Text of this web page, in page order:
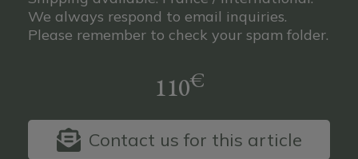
We always respond to email inquiries.
Please remember to check your spam folder.
110€
Contact us for this article